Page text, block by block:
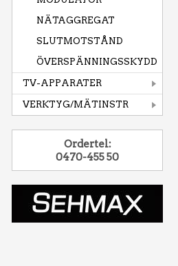
NÄTAGGREGAT
SLUTMOTSTÅND
ÖVERSPÄNNINGSSKYDD
TV-APPARATER
VERKTYG/MÄTINSTR
Ordertel:
0470-455 50